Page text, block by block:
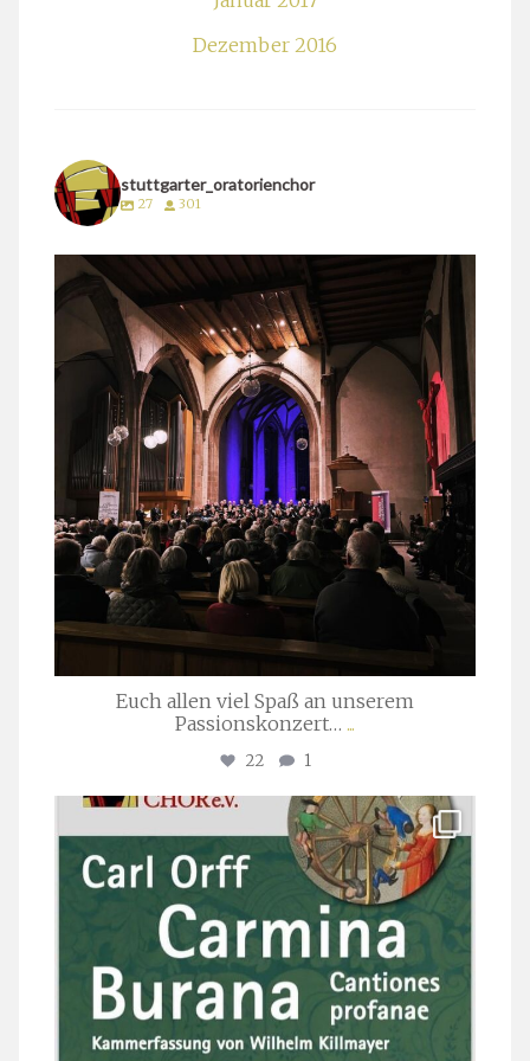
Dezember 2016
stuttgarter_oratorienchor
27 301
stuttgarter_oratorienchor
März 24
Euch allen viel Spaß an unserem
Passionskonzert… ...
22 1
stuttgarter_oratorienchor
Juli 22